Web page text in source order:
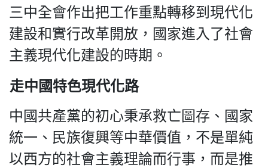
三中全會作出把工作重點轉移到現代化
建設和實行改革開放，國家進入了社會
主義現代化建設的時期。
走中國特色現代化路
中國共產黨的初心秉承救亡圖存、國家
統一、民族復興等中華價值，不是單純
以西方的社會主義理論而行事，而是推